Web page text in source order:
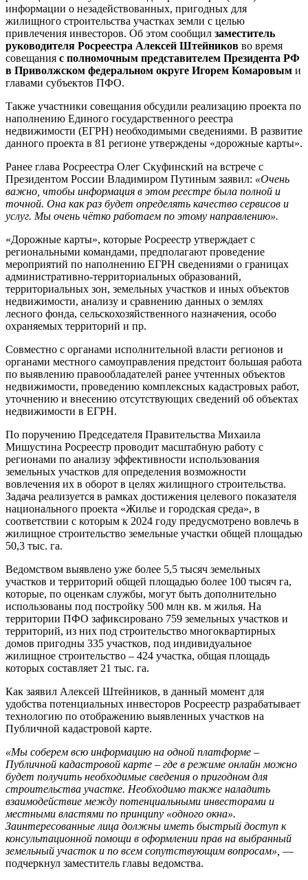
информации о незадействованных, пригодных для
жилищного строительства участках земли с целью
привлечения инвесторов. Об этом сообщил заместитель
руководителя Росреестра Алексей Штейников во время
совещания с полномочным представителем Президента РФ
в Приволжском федеральном округе Игорем Комаровым и
главами субъектов ПФО.
Также участники совещания обсудили реализацию проекта по
наполнению Единого государственного реестра
недвижимости (ЕГРН) необходимыми сведениями. В развитие
данного проекта в 81 регионе утверждены «дорожные карты».
Ранее глава Росреестра Олег Скуфинский на встрече с
Президентом России Владимиром Путиным заявил: «Очень
важно, чтобы информация в этом реестре была полной и
точной. Она как раз будет определять качество сервисов и
услуг. Мы очень чётко работаем по этому направлению».
«Дорожные карты», которые Росреестр утверждает с
региональными командами, предполагают проведение
мероприятий по наполнению ЕГРН сведениями о границах
административно-территориальных образований,
территориальных зон, земельных участков и иных объектов
недвижимости, анализу и сравнению данных о землях
лесного фонда, сельскохозяйственного назначения, особо
охраняемых территорий и пр.
Совместно с органами исполнительной власти регионов и
органами местного самоуправления предстоит большая работа
по выявлению правообладателей ранее учтенных объектов
недвижимости, проведению комплексных кадастровых работ,
уточнению и внесению отсутствующих сведений об объектах
недвижимости в ЕГРН.
По поручению Председателя Правительства Михаила
Мишустина Росреестр проводит масштабную работу с
регионами по анализу эффективности использования
земельных участков для определения возможности
вовлечения их в оборот в целях жилищного строительства.
Задача реализуется в рамках достижения целевого показателя
национального проекта «Жилье и городская среда», в
соответствии с которым к 2024 году предусмотрено вовлечь в
жилищное строительство земельные участки общей площадью
50,3 тыс. га.
Ведомством выявлено уже более 5,5 тысяч земельных
участков и территорий общей площадью более 100 тысяч га,
которые, по оценкам службы, могут быть дополнительно
использованы под постройку 500 млн кв. м жилья. На
территории ПФО зафиксировано 759 земельных участков и
территорий, из них под строительство многоквартирных
домов пригодны 335 участков, под индивидуальное
жилищное строительство – 424 участка, общая площадь
которых составляет 21 тыс. га.
Как заявил Алексей Штейников, в данный момент для
удобства потенциальных инвесторов Росреестр разрабатывает
технологию по отображению выявленных участков на
Публичной кадастровой карте.
«Мы соберем всю информацию на одной платформе –
Публичной кадастровой карте – где в режиме онлайн можно
будет получить необходимые сведения о пригодном для
строительства участке. Необходимо также наладить
взаимодействие между потенциальными инвесторами и
местными властями по принципу «одного окна».
Заинтересованные лица должны иметь быстрый доступ к
консультационной помощи в оформлении прав на выбранный
земельный участок и по всем сопутствующим вопросам», —
подчеркнул заместитель главы ведомства.